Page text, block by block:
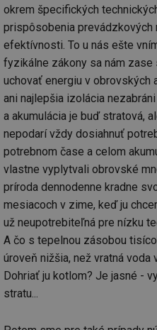
okrem špecifických
prispôsobenia prevádzkových
efektívnosti. To u nás ešte
fyzikálne zákony sa nám zase
uchovať energiu v obrovských
ani najlepšia izolácia
a akumulácia je buď stratová,
nepodarí vždy dosiahnuť
potrebnom čase a celom
vlastne vyplytvali obrovské
príroda dennodenne kradne
mesiacoch v zime, keď ju
už neupotrebiteľná pre nízku
A čo s tepelnou zásobou
úroveň nižšia, než vratná
Dohriať ju kotlom? Je jasné -
stratu...